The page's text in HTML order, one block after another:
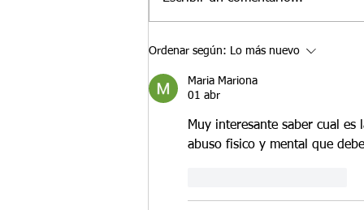
tener opciones para permanecer
esas opciones es la
Ordenar según: Lo más nuevo
Maria Mariona
01 abr
Muy interesante saber cual es
abuso fisico y mental que